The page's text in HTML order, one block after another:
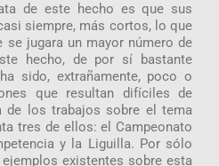
de este hecho es que sus
siempre, más cortos, lo que
se jugara un mayor número de
hecho, de por sí bastante
sido, extrañamente, poco o
que resultan difíciles de
de los trabajos sobre el tema
tres de ellos: el Campeonato
y la Liguilla. Por sólo
existentes sobre esta